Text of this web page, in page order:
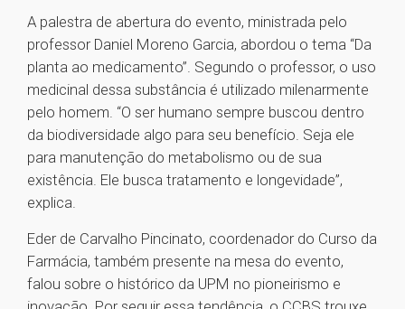
A palestra de abertura do evento, ministrada pelo
professor Daniel Moreno Garcia, abordou o tema “Da
planta ao medicamento”. Segundo o professor, o uso
medicinal dessa substância é utilizado milenarmente
pelo homem. “O ser humano sempre buscou dentro
da biodiversidade algo para seu benefício. Seja ele
para manutenção do metabolismo ou de sua
existência. Ele busca tratamento e longevidade”,
explica.
Eder de Carvalho Pincinato, coordenador do Curso da
Farmácia, também presente na mesa do evento,
falou sobre o histórico da UPM no pioneirismo e